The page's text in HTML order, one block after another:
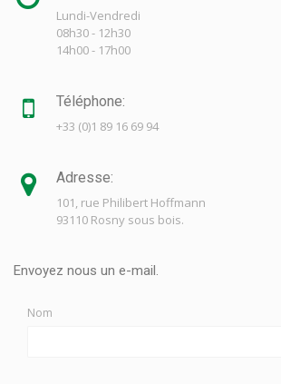
Lundi-Vendredi
08h30 - 12h30
14h00 - 17h00
Téléphone:
+33 (0)1 89 16 69 94
Adresse:
101, rue Philibert Hoffmann
93110 Rosny sous bois.
Envoyez nous un e-mail.
Nom